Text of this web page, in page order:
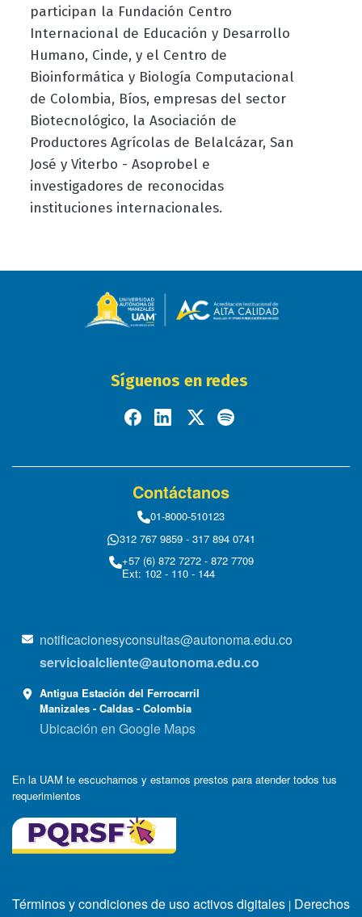
participan la Fundación Centro
Internacional de Educación y Desarrollo
Humano, Cinde, y el Centro de
Bioinformática y Biología Computacional
de Colombia, Bíos, empresas del sector
Biotecnológico, la Asociación de
Productores Agrícolas de Belalcázar, San
José y Viterbo - Asoprobel e
investigadores de reconocidas
instituciones internacionales.
Síguenos en redes
Contáctanos
01-8000-510123
312 767 9859 - 317 894 0741
+57 (6) 872 7272 - 872 7709
Ext: 102 - 110 - 144
notificacionesyconsultas@autonoma.edu.co
servicioalcliente@autonoma.edu.co
Antigua Estación del Ferrocarril
Manizales - Caldas - Colombia
Ubicación en Google Maps
En la UAM te escuchamos y estamos prestos para atender todos tus
requerimientos
Términos y condiciones de uso activos digitales | Derechos